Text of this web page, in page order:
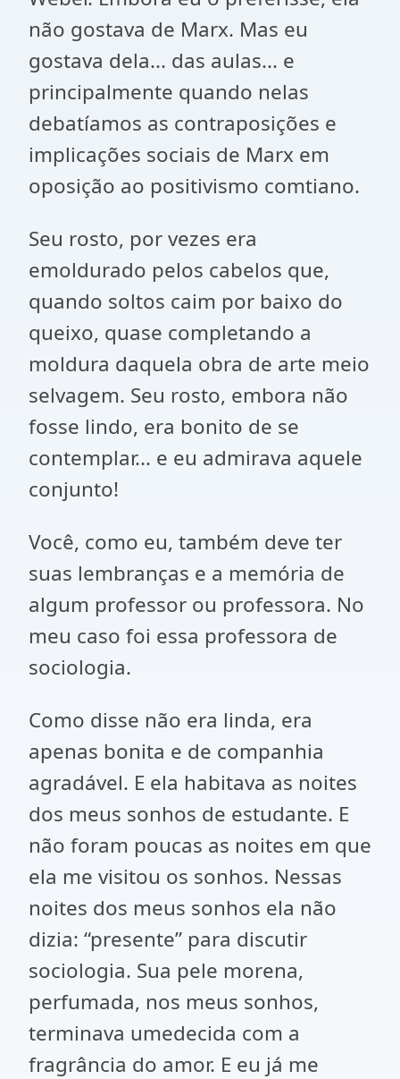
não gostava de Marx. Mas eu
gostava dela... das aulas... e
principalmente quando nelas
debatíamos as contraposições e
implicações sociais de Marx em
oposição ao positivismo comtiano.
Seu rosto, por vezes era
emoldurado pelos cabelos que,
quando soltos caim por baixo do
queixo, quase completando a
moldura daquela obra de arte meio
selvagem. Seu rosto, embora não
fosse lindo, era bonito de se
contemplar... e eu admirava aquele
conjunto!
Você, como eu, também deve ter
suas lembranças e a memória de
algum professor ou professora. No
meu caso foi essa professora de
sociologia.
Como disse não era linda, era
apenas bonita e de companhia
agradável. E ela habitava as noites
dos meus sonhos de estudante. E
não foram poucas as noites em que
ela me visitou os sonhos. Nessas
noites dos meus sonhos ela não
dizia: “presente” para discutir
sociologia. Sua pele morena,
perfumada, nos meus sonhos,
terminava umedecida com a
fragrância do amor. E eu já me